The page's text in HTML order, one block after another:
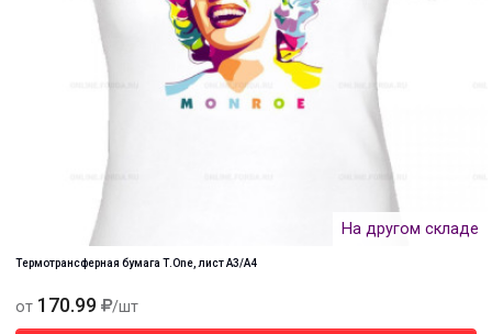
На другом складе
Термотрансферная бумага Т.One, лист А3/А4
от 170.99 /шт